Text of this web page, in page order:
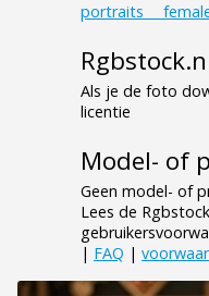
Als je de foto
licentie
Model- of
Geen model- of
Lees de
| FAQ |